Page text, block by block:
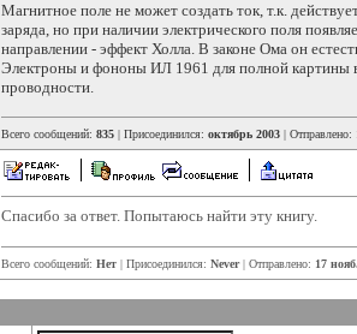
Магнитное поле не может создать ток, т.к.
заряда, но при наличии электрического поля
направлении - эффект Холла. В законе Ома он
Электроны и фононы ИЛ 1961 для полной картины
проводности.
Всего сообщений: 835 | Присоединился: октябрь 2003 | Отправлено:
Спасибо за ответ. Попытаюсь найти эту книгу.
Всего сообщений: Нет | Присоединился: Never| Отправлено: 17